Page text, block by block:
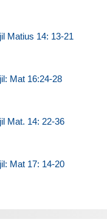
Matius 14: 13-21
Mat 16:24-28
Mat. 14: 22-36
Mat 17: 14-20